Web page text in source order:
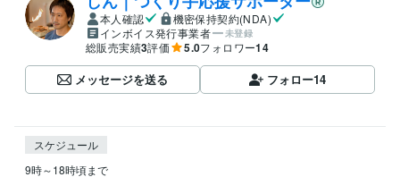
本人確認
機密保持契約(NDA)
インボイス発行事業者
未登録
総販売実績3評価 5.0フォロワー14
メッセージを送る フォロー14
スケジュール
9時～18時頃まで